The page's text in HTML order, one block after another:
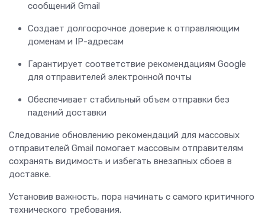
сообщений Gmail
Создает долгосрочное доверие к отправляющим
доменам и IP-адресам
Гарантирует соответствие рекомендациям Google
для отправителей электронной почты
Обеспечивает стабильный объем отправки без
падений доставки
Следование обновлению рекомендаций для массовых
отправителей Gmail помогает массовым отправителям
сохранять видимость и избегать внезапных сбоев в
доставке.
Установив важность, пора начинать с самого критичного
технического требования.